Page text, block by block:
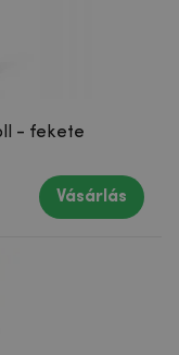
- fekete
Vásárlás